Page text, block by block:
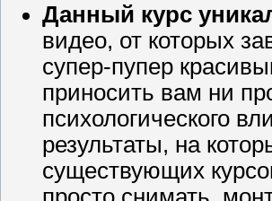
Данный курс
видео, от которых
супер-пупер
приносить вам ни
психологического
результаты, на
существующих